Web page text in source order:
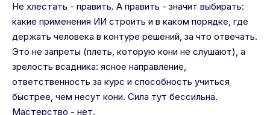
Не хлестать - править. А править - значит выбирать:
какие применения ИИ строить и в каком порядке, где
держать человека в контуре решений, за что отвечать.
Это не запреты (плеть, которую кони не слушают), а
зрелость всадника: ясное направление,
ответственность за курс и способность учиться
быстрее, чем несут кони. Сила тут бессильна.
Мастерство - нет.